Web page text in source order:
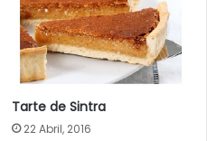
Tarte de Sintra
22 Abril, 2016